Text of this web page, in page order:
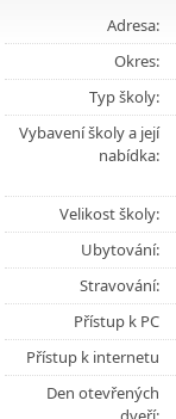
Adresa:
Okres:
Typ školy:
Vybavení školy a její
nabídka:
Velikost školy:
Ubytování:
Stravování:
Přístup k PC
Přístup k internetu
Den otevřených